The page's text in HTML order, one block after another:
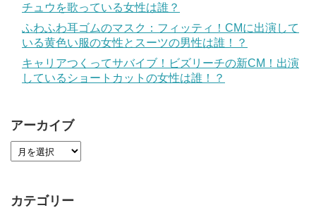
チュウを歌っている女性は誰？
ふわふわ耳ゴムのマスク：フィッティ！CMに出演して
いる黄色い服の女性とスーツの男性は誰！？
キャリアつくってサバイブ！ビズリーチの新CM！出演
しているショートカットの女性は誰！？
アーカイブ
カテゴリー